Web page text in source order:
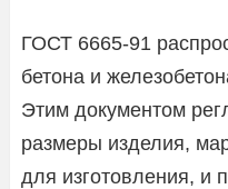
ГОСТ 6665-91
бетона и
Этим документом
размеры изделия,
для изготовления, и